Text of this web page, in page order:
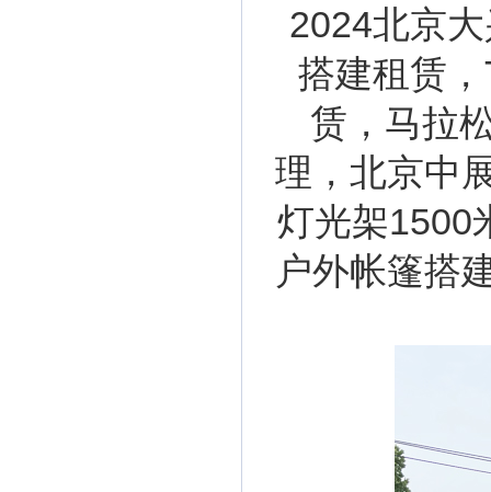
2024北京
搭建租赁
赁，马拉
理，北京中
灯光架1500
户外帐篷搭